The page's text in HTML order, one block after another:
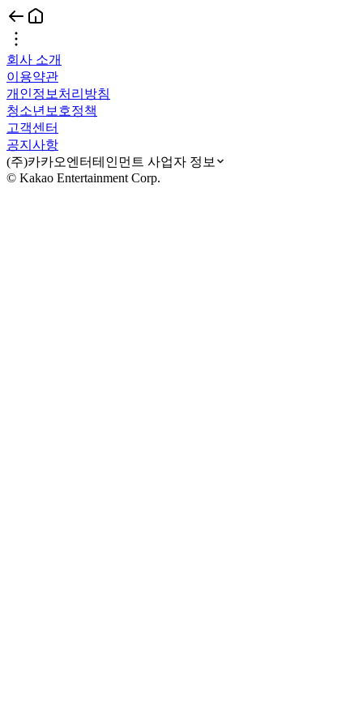
회사 소개
이용약관
개인정보처리방침
청소년보호정책
고객센터
공지사항
(주)카카오엔터테인먼트 사업자 정보
© Kakao Entertainment Corp.